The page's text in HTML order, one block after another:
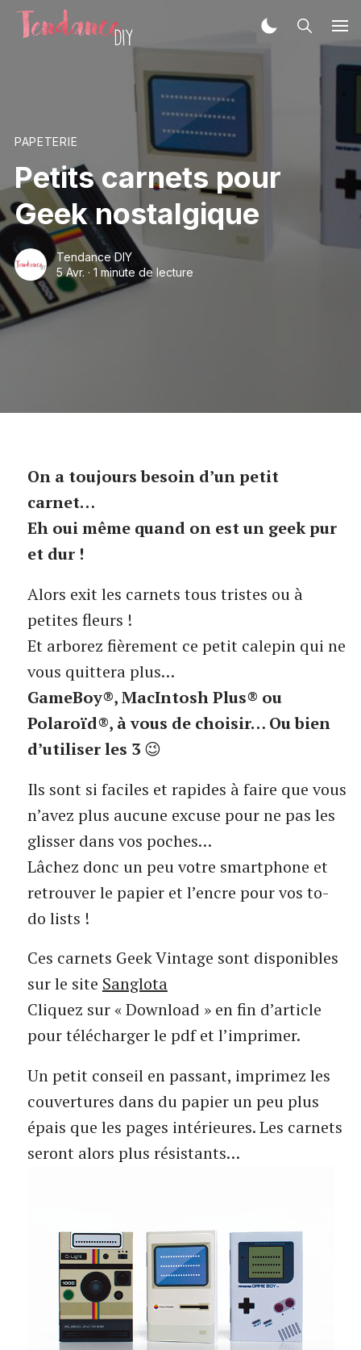
PAPETERIE
Petits carnets pour
Geek nostalgique
Tendance DIY
5 Avr. · 1 minute de lecture
On a toujours besoin d’un petit
carnet…
Eh oui même quand on est un geek pur
et dur !
Alors exit les carnets tous tristes ou à
petites fleurs !
Et arborez fièrement ce petit calepin qui ne
vous quittera plus…
GameBoy®, MacIntosh Plus® ou
Polaroïd®, à vous de choisir… Ou bien
d’utiliser les 3😉
Ils sont si faciles et rapides à faire que vous
n’avez plus aucune excuse pour ne pas les
glisser dans vos poches…
Lâchez donc un peu votre smartphone et
retrouver le papier et l’encre pour vos to-
do lists !
Ces carnets Geek Vintage sont disponibles
sur le site Sanglota
Cliquez sur « Download » en fin d’article
pour télécharger le pdf et l’imprimer.
Un petit conseil en passant, imprimez les
couvertures dans du papier un peu plus
épais que les pages intérieures. Les carnets
seront alors plus résistants…